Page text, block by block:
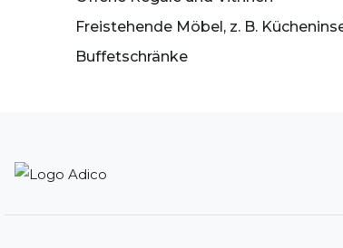
Freistehende Möbel, z. B.
Buffetschränke